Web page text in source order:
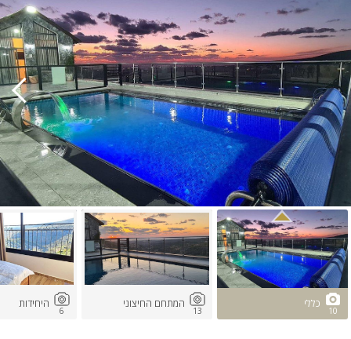
10
כללי
13
המתחם החיצוני
6
היחידות